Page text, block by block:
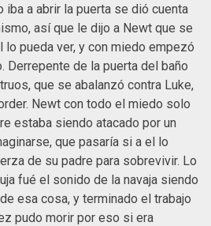
iba a abrir la puerta se dió cuenta
así que le dijo a Newt que se
lo pueda ver, y con miedo empezó
Derrepente de la puerta del baño
que se abalanzó contra Luke,
Newt con todo el miedo solo
estaba siendo atacado por un
que pasaría si a el lo
de su padre para sobrevivir. Lo
fué el sonido de la navaja siendo
esa cosa, y terminado el trabajo
pudo morir por eso si era